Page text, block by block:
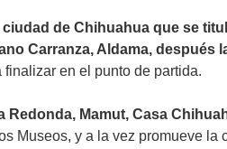
de Chihuahua que se
Carranza, Aldama, después
finalizar en el punto de partida.
Mamut, Casa
Museos, y a la vez promueve